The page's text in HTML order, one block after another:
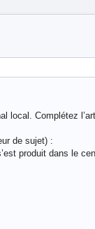
local. Complétez
de sujet) :
produit dans le